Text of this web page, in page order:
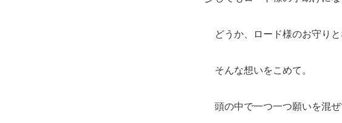
どうか、ロード様のお守りと
そんな想いをこめて。
頭の中で一つ一つ願いを混ぜ